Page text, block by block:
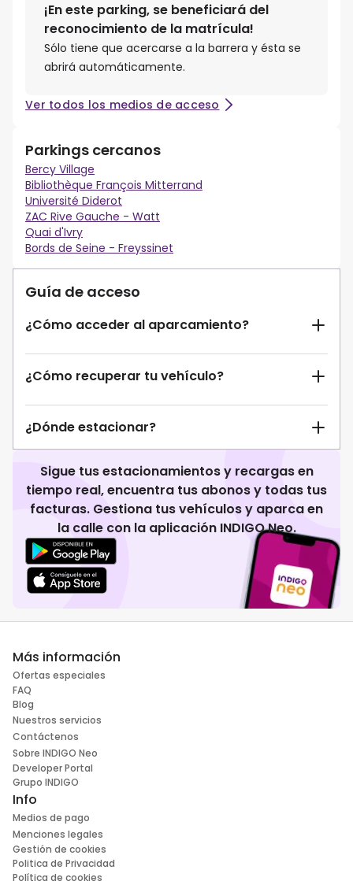
¡En este parking, se beneficiará del
reconocimiento de la matrícula!
Sólo tiene que acercarse a la barrera y ésta se
abrirá automáticamente.
Ver todos los medios de acceso
Parkings cercanos
Bercy Village
Bibliothèque François Mitterrand
Université Diderot
ZAC Rive Gauche - Watt
Quai d'Ivry
Bords de Seine - Freyssinet
Guía de acceso
¿Cómo acceder al aparcamiento?
¿Cómo recuperar tu vehículo?
¿Dónde estacionar?
Sigue tus estacionamientos y recargas en
tiempo real, encuentra tus abonos y todas tus
facturas. Gestiona tus vehículos y aparca en
la calle con la aplicación INDIGO Neo.
Más información
Ofertas especiales
FAQ
Blog
Nuestros servicios
Contáctenos
Sobre INDIGO Neo
Developer Portal
Grupo INDIGO
Info
Medios de pago
Menciones legales
Gestión de cookies
Politica de Privacidad
Política de cookies